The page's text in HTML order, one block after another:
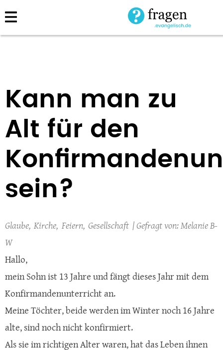
Direkt
zum
Kann man zu
Alt für den
sein?
Glaube Kirche Feiern Gesellschaft
Melanie B-
W
Hallo,
mein Sohn ist 13 Jahre und fängt dieses Jahr mit dem
Konfirmandenunterricht an.
Meine Töchter, beide werden im Winter noch 16 Jahre
alte, sind noch nicht konfirmiert.
Als sie im richtigen Alter waren, hat das Leben ihnen